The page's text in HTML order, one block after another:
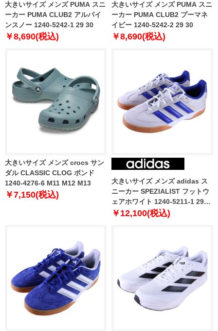
大きいサイズ メンズ PUMA スニ
ーカー PUMA CLUB2 アルパイ
ンスノー 1240-5242-1 29 30
￥8,690(税込)
大きいサイズ メンズ PUMA スニ
ーカー PUMA CLUB2 プーマネ
イビー 1240-5242-2 29 30
￥8,690(税込)
大きいサイズ メンズ crocs サン
ダル CLASSIC CLOG ポンド
1240-4276-6 M11 M12 M13
￥7,150(税込)
大きいサイズ メンズ adidas ス
ニーカー SPEZIALIST フットウ
ェアホワイト 1240-5211-1 29
30 31
￥12,100(税込)